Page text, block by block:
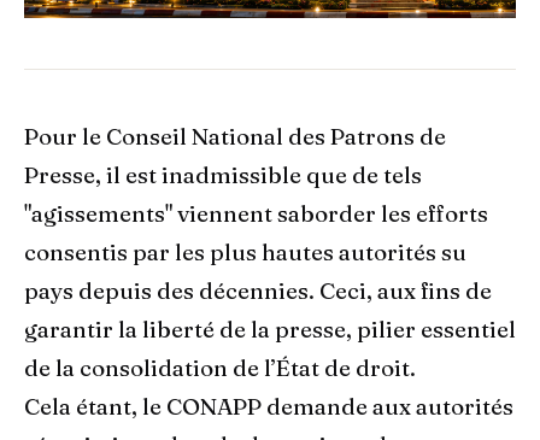
Pour le Conseil National des Patrons de
Presse, il est inadmissible que de tels
"agissements" viennent saborder les efforts
consentis par les plus hautes autorités su
pays depuis des décennies. Ceci, aux fins de
garantir la liberté de la presse, pilier essentiel
de la consolidation de l’État de droit.
Cela étant, le CONAPP demande aux autorités